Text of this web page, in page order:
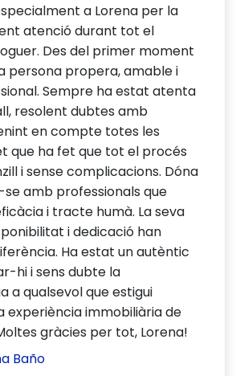
a Lorena per la
atenció durant tot el
Des del primer moment
persona propera, amable i
Sempre ha estat atenta
resolent dubtes amb
en compte totes les
que ha fet que tot el procés
i sense complicacions. Dóna
amb professionals que
i tracte humà. La seva
i dedicació han
Ha estat un autèntic
hi i sens dubte la
a qualsevol que estigui
experiència immobiliària de
gràcies per tot, Lorena!
Baño